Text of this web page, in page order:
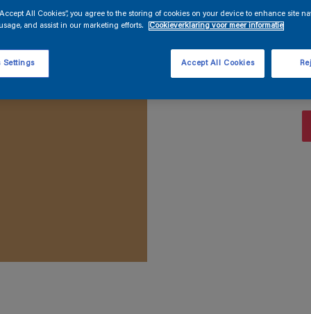
All Cookies”, you agree to the storing of cookies on your device to enhance site
and assist in our marketing efforts.
Cookieverklaring voor meer informatie
Settings Accept All Cookies